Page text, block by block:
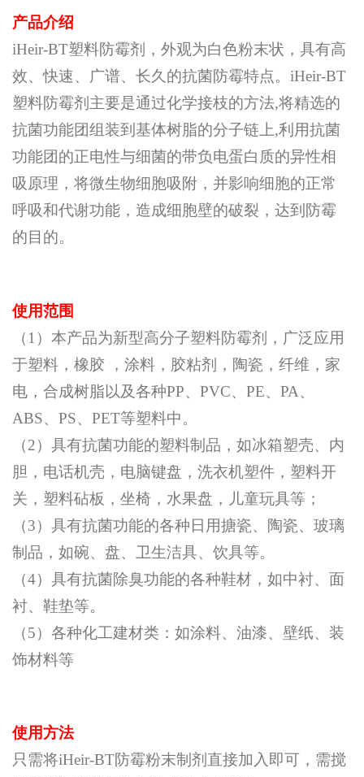
产品介绍
iHeir-BT塑料防霉剂，外观为白色粉末状，具有高
效、快速、广谱、长久的抗菌防霉特点。iHeir-BT
塑料防霉剂主要是通过化学接枝的方法,将精选的
抗菌功能团组装到基体树脂的分子链上,利用抗菌
功能团的正电性与细菌的带负电蛋白质的异性相
吸原理，将微生物细胞吸附，并影响细胞的正常
呼吸和代谢功能，造成细胞壁的破裂，达到防霉
的目的。
使用范围
（1）本产品为新型高分子塑料防霉剂，广泛应用
于塑料，橡胶 ，涂料，胶粘剂，陶瓷，纤维，家
电，合成树脂以及各种PP、PVC、PE、PA、
ABS、PS、PET等塑料中。
（2）具有抗菌功能的塑料制品，如冰箱塑壳、内
胆，电话机壳，电脑键盘，洗衣机塑件，塑料开
关，塑料砧板，坐椅，水果盘，儿童玩具等；
（3）具有抗菌功能的各种日用搪瓷、陶瓷、玻璃
制品，如碗、盘、卫生洁具、饮具等。
（4）具有抗菌除臭功能的各种鞋材，如中衬、面
衬、鞋垫等。
（5）各种化工建材类：如涂料、油漆、壁纸、装
饰材料等
使用方法
只需将iHeir-BT防霉粉末制剂直接加入即可，需搅